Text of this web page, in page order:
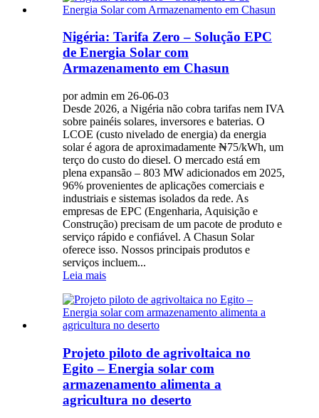
Nigéria: Tarifa Zero – Solução EPC
de Energia Solar com
Armazenamento em Chasun
por admin em 26-06-03
Desde 2026, a Nigéria não cobra tarifas nem IVA
sobre painéis solares, inversores e baterias. O
LCOE (custo nivelado de energia) da energia
solar é agora de aproximadamente ₦75/kWh, um
terço do custo do diesel. O mercado está em
plena expansão – 803 MW adicionados em 2025,
96% provenientes de aplicações comerciais e
industriais e sistemas isolados da rede. As
empresas de EPC (Engenharia, Aquisição e
Construção) precisam de um pacote de produto e
serviço rápido e confiável. A Chasun Solar
oferece isso. Nossos principais produtos e
serviços incluem...
Leia mais
Projeto piloto de agrivoltaica no
Egito – Energia solar com
armazenamento alimenta a
agricultura no deserto